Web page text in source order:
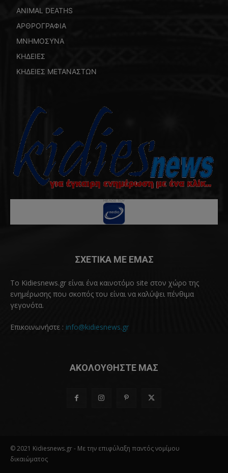
ANIMAL DEATHS
ΑΡΘΡΟΓΡΑΦΙΑ
ΜΝΗΜΟΣΥΝΑ
ΚΗΔΕΙΕΣ
ΚΗΔΕΙΕΣ ΜΕΤΑΝΑΣΤΩΝ
ΣΧΕΤΙΚΑ ΜΕ ΕΜΑΣ
Το Kidiesnews.gr είναι ένα καινοτόμο site στον χώρο της
ενημέρωσης που σκοπός του είναι να καλύψει πένθιμα
γεγονότα.
Επικοινωνήστε : info@kidiesnews.gr
ΑΚΟΛΟΥΘΗΣΤΕ ΜΑΣ
© 2021 Kidiesnews.gr - Με την επιφύλαξη παντός νομίμου
δικαιώματος